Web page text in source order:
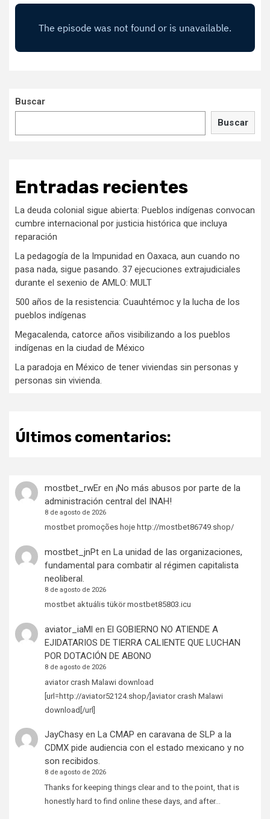
Buscar
Buscar
Entradas recientes
La deuda colonial sigue abierta: Pueblos indígenas convocan
cumbre internacional por justicia histórica que incluya
reparación
La pedagogía de la Impunidad en Oaxaca, aun cuando no
pasa nada, sigue pasando. 37 ejecuciones extrajudiciales
durante el sexenio de AMLO: MULT
500 años de la resistencia: Cuauhtémoc y la lucha de los
pueblos indígenas
Megacalenda, catorce años visibilizando a los pueblos
indígenas en la ciudad de México
La paradoja en México de tener viviendas sin personas y
personas sin vivienda.
Últimos comentarios:
mostbet_rwEren ¡No más abusos por parte de la
administración central del INAH!
8 de agosto de 2026
mostbet promoções hoje http://mostbet86749.shop/
mostbet_jnPten La unidad de las organizaciones,
fundamental para combatir al régimen capitalista
neoliberal.
8 de agosto de 2026
mostbet aktuális tükör mostbet85803.icu
aviator_iaMl en El GOBIERNO NO ATIENDE A
EJIDATARIOS DE TIERRA CALIENTE QUE LUCHAN
POR DOTACIÓN DE ABONO
8 de agosto de 2026
aviator crash Malawi download
[url=http://aviator52124.shop/]aviator crash Malawi
download[/url]
JayChasyen La CMAP en caravana de SLP a la
CDMX pide audiencia con el estado mexicano y no
son recibidos.
8 de agosto de 2026
Thanks for keeping things clear and to the point, that is
honestly hard to find online these days, and after…